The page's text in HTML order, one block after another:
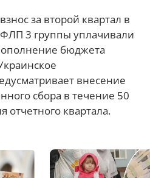
за второй квартал в
3 группы уплачивали
бюджета
внесение
сбора в течение 50
отчетного квартала.